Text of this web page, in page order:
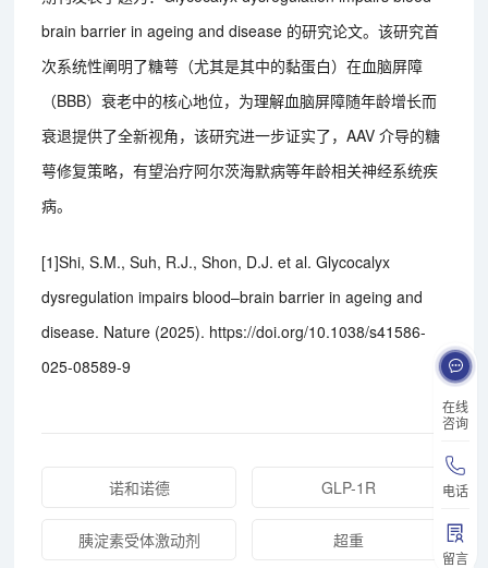
在线
咨询
电话
留言
brain barrier in ageing and disease 的研究论文。该研究首
次系统性阐明了糖萼（尤其是其中的黏蛋白）在血脑屏障
（BBB）衰老中的核心地位，为理解血脑屏障随年龄增长而
衰退提供了全新视角，该研究进一步证实了，AAV 介导的糖
萼修复策略，有望治疗阿尔茨海默病等年龄相关神经系统疾
病。
[1]Shi, S.M., Suh, R.J., Shon, D.J. et al. Glycocalyx
dysregulation impairs blood–brain barrier in ageing and
disease. Nature (2025). https://doi.org/10.1038/s41586-
025-08589-9
诺和诺德 GLP-1R
胰淀素受体激动剂 超重